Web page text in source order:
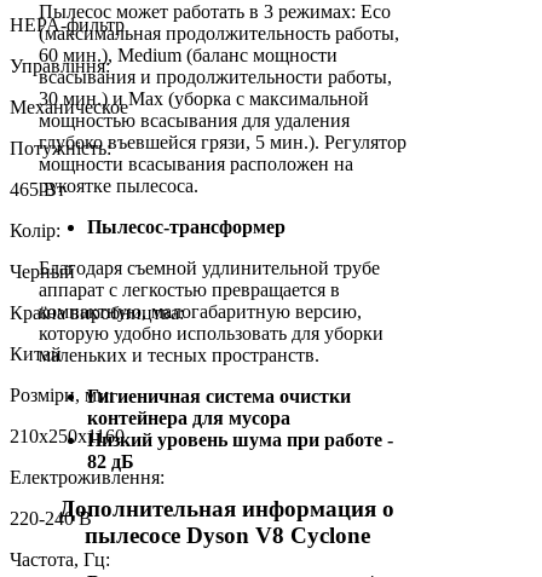
Пылесос может работать в 3 режимах: Eco
(максимальная продолжительность работы,
60 мин.), Medium (баланс мощности
всасывания и продолжительности работы,
30 мин.) и Max (уборка с максимальной
мощностью всасывания для удаления
глубоко въевшейся грязи, 5 мин.). Регулятор
мощности всасывания расположен на
рукоятке пылесоса.
Пылесос-трансформер
Благодаря съемной удлинительной трубе
аппарат с легкостью превращается в
компактную, малогабаритную версию,
которую удобно использовать для уборки
маленьких и тесных пространств.
Гигиеничная система очистки
контейнера для мусора
Низкий уровень шума при работе -
82 дБ
Дополнительная информация о
пылесосе Dyson V8 Cyclone
HEPA-фильтр
Управління:
Механическое
Потужність:
465 Вт
Колір:
Черный
Країна виробництва:
Китай
Розміри, мм:
210х250х1160
Електроживлення:
220-240 В
Частота, Гц: